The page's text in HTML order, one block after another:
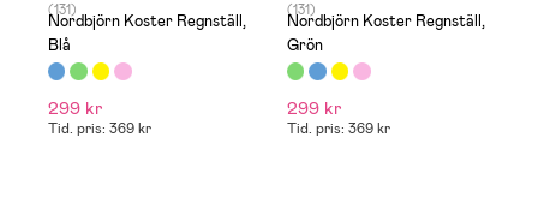
(131)
Nordbjörn Koster Regnställ,
Blå
299 kr
Tid. pris: 369 kr
(131)
Nordbjörn Koster Regnställ,
Grön
299 kr
Tid. pris: 369 kr